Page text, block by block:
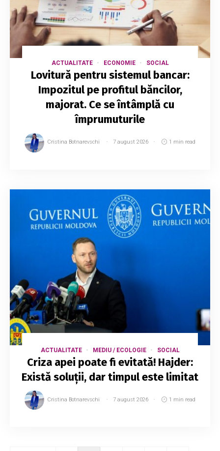
ACTUALITATE ECONOMIE SOCIAL
Lovitură pentru sistemul bancar:
Impozitul pe profitul băncilor,
majorat. Ce se întâmplă cu
împrumuturile
Cristina Botnarevschi 7 august 2026 1 min read
ACTUALITATE MEDIU / ECOLOGIE SOCIAL
Criza apei poate fi evitată! Hajder:
Există soluții, dar timpul este limitat
Cristina Botnarevschi 7 august 2026 1 min read